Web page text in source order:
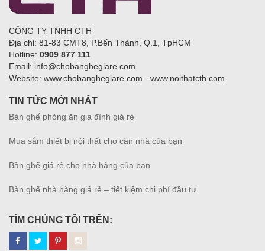
CÔNG TY TNHH CTH
Địa chỉ: 81-83 CMT8, P.Bến Thành, Q.1, TpHCM
Hotline: 0909 877 111
Email: info@chobanghegiare.com
Website: www.chobanghegiare.com - www.noithatcth.com
TIN TỨC MỚI NHẤT
Bàn ghế phòng ăn gia đình giá rẻ
Mua sắm thiết bị nội thất cho căn nhà của bạn
Bàn ghế giá rẻ cho nhà hàng của bạn
Bàn ghế nhà hàng giá rẻ – tiết kiệm chi phí đầu tư
TÌM CHÚNG TÔI TRÊN: